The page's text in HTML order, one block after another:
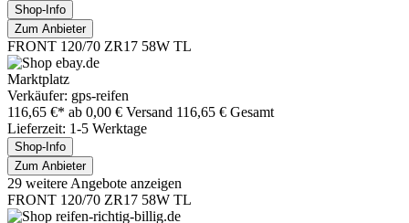
Shop-Info
Zum Anbieter
FRONT 120/70 ZR17 58W TL
Marktplatz
Verkäufer: gps-reifen
116,65 €* ab 0,00 € Versand 116,65 € Gesamt
Lieferzeit: 1-5 Werktage
Shop-Info
Zum Anbieter
29 weitere Angebote anzeigen
FRONT 120/70 ZR17 58W TL